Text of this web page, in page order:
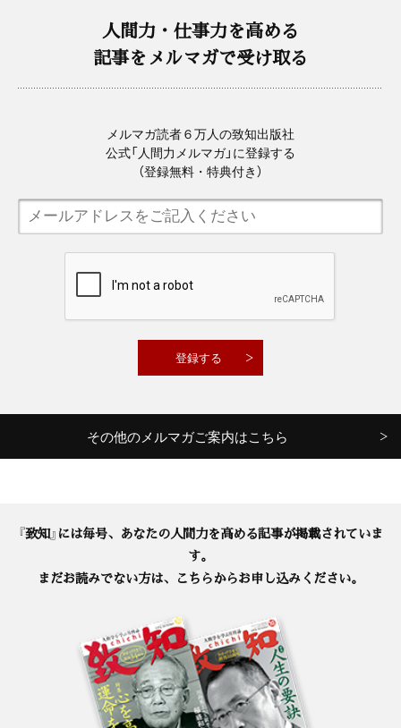
人間力・仕事力を高める
記事をメルマガで受け取る
メルマガ読者６万人の致知出版社
公式「人間力メルマガ」に登録する
（登録無料・特典付き）
その他のメルマガご案内はこちら
『致知』には毎号、あなたの人間力を高める記事が掲載されていま
す。
まだお読みでない方は、こちらからお申し込みください。